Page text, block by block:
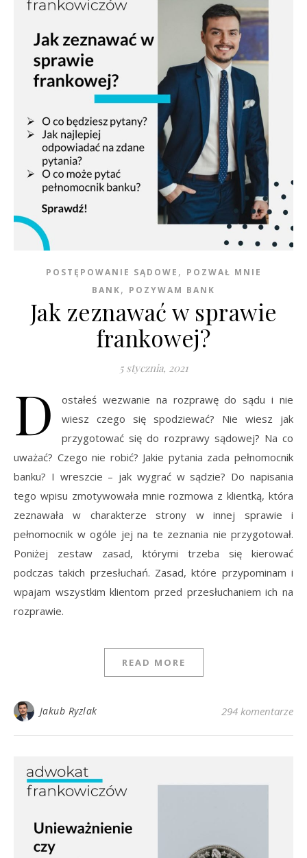
POSTĘPOWANIE SĄDOWE , POZWAŁ MNIE
BANK, POZYWAM BANK
Jak zeznawać w sprawie
frankowej?
5 stycznia, 2021
D
ostałeś wezwanie na rozprawę do sądu i nie
wiesz czego się spodziewać? Nie wiesz jak
przygotować się do rozprawy sądowej? Na co
uważać? Czego nie robić? Jakie pytania zada pełnomocnik
banku? I wreszcie – jak wygrać w sądzie? Do napisania
tego wpisu zmotywowała mnie rozmowa z klientką, która
zeznawała w charakterze strony w innej sprawie i
pełnomocnik w ogóle jej na te zeznania nie przygotował.
Poniżej zestaw zasad, którymi trzeba się kierować
podczas takich przesłuchań. Zasad, które przypominam i
wpajam wszystkim klientom przed przesłuchaniem ich na
rozprawie.
READ MORE
Jakub Ryzlak 294 komentarze